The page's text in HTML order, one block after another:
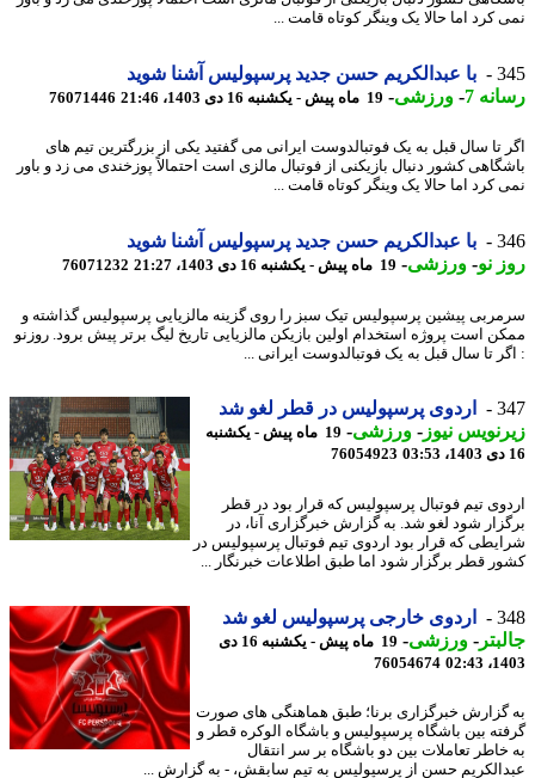
کرد اما حالا یک وینگر کوتاه قامت ...
با عبدالکریم حسن جدید پرسپولیس آشنا شوید
7
-ورزشی-19 ماه پیش - یکشنبه 16 دی 1403، 21:46 76071446
تا سال قبل به یک فوتبالدوست ایرانی می گفتید یکی از بزرگترین تیم های
کشور دنبال بازیکنی از فوتبال مالزی است احتمالاً پوزخندی می زد و باور
کرد اما حالا یک وینگر کوتاه قامت ...
با عبدالکریم حسن جدید پرسپولیس آشنا شوید
نو- ورزشی-19 ماه پیش - یکشنبه 16 دی 1403، 21:27 76071232
پیشین پرسپولیس تیک سبز را روی گزینه مالزیایی پرسپولیس گذاشته و
است پروژه استخدام اولین بازیکن مالزیایی تاریخ لیگ برتر پیش برود. روزنو
تا سال قبل به یک فوتبالدوست ایرانی ...
اردوی پرسپولیس در قطر لغو شد
نیوز-ورزشی-
19 ماه پیش - یکشنبه
76054923
تیم فوتبال پرسپولیس که قرار بود در قطر
شود لغو شد. به گزارش خبرگزاری آنا، در
که قرار بود اردوی تیم فوتبال پرسپولیس در
قطر برگزار شود اما طبق اطلاعات خبرنگار ...
اردوی خارجی پرسپولیس لغو شد
-ورزشی-
19 ماه پیش - یکشنبه 16 دی
76054674
خبرگزاری برنا؛ طبق هماهنگی های صورت
بین باشگاه پرسپولیس و باشگاه الوکره قطر و
تعاملات بین دو باشگاه بر سر انتقال
حسن از پرسپولیس به تیم سابقش، - به گزارش ...